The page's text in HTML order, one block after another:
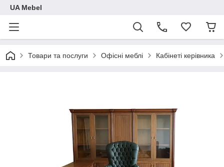
UA Mebel
Товари та послуги Офісні меблі Кабінеті керівника